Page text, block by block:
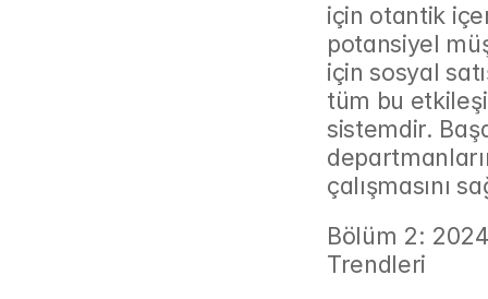
için otantik
potansiyel
için sosyal
tüm bu
sistemdir.
çalışmasını
Bölüm 2:
Trendleri